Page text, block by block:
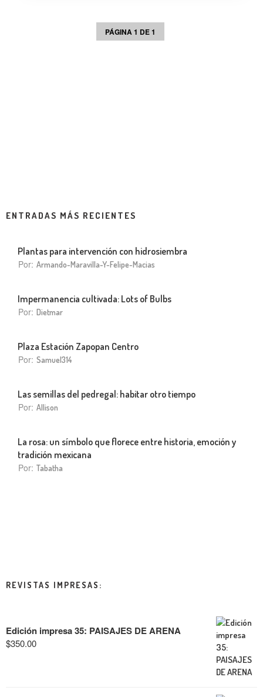
PÁGINA 1 DE 1
ENTRADAS MÁS RECIENTES
Plantas para intervención con hidrosiembra
Por: Armando-Maravilla-Y-Felipe-Macias
Impermanencia cultivada: Lots of Bulbs
Por: Dietmar
Plaza Estación Zapopan Centro
Por: Samuel314
Las semillas del pedregal: habitar otro tiempo
Por: Allison
La rosa: un símbolo que florece entre historia, emoción y
tradición mexicana
Por: Tabatha
REVISTAS IMPRESAS:
Edición impresa 35: PAISAJES DE ARENA
$350.00